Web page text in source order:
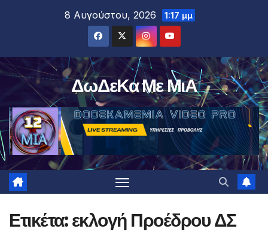
8 Αυγούστου, 2026 1:17 μμ
ΔωΔεΚα Με ΜιΑ
Ετικέτα:εκλογή Προέδρου ΔΣ